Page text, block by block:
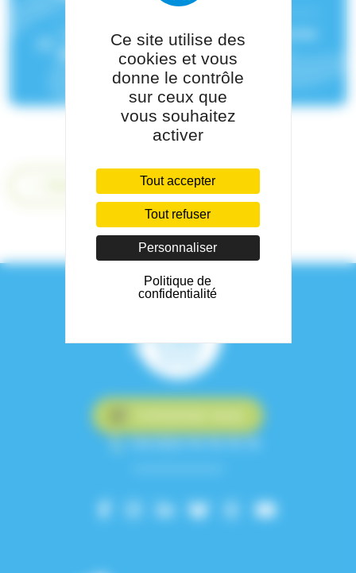
Pôle de rattachement :Pôle de Médecine
des Spécialités
+33 (0)4 76 76 75 75
Ce site utilise des
cookies et vous
donne le contrôle
sur ceux que
vous souhaitez
activer
Tout accepter
Tout refuser
Personnaliser
Politique de
confidentialité